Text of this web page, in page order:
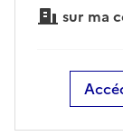
sur ma